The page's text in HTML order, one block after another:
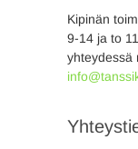
Kipinän
9-14 ja to
yhteydessä